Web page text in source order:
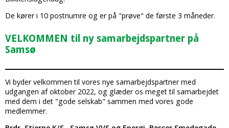
De kører i 10 postnumre og er på "prøve" de første 3 måneder.
VELKOMMEN til ny samarbejdspartner på
Samsø
Vi byder velkommen til vores nye samarbejdspartner med
udgangen af oktober 2022, og glæder os meget til samarbejdet
med dem i det "gode selskab" sammen med vores gode
medlemmer.